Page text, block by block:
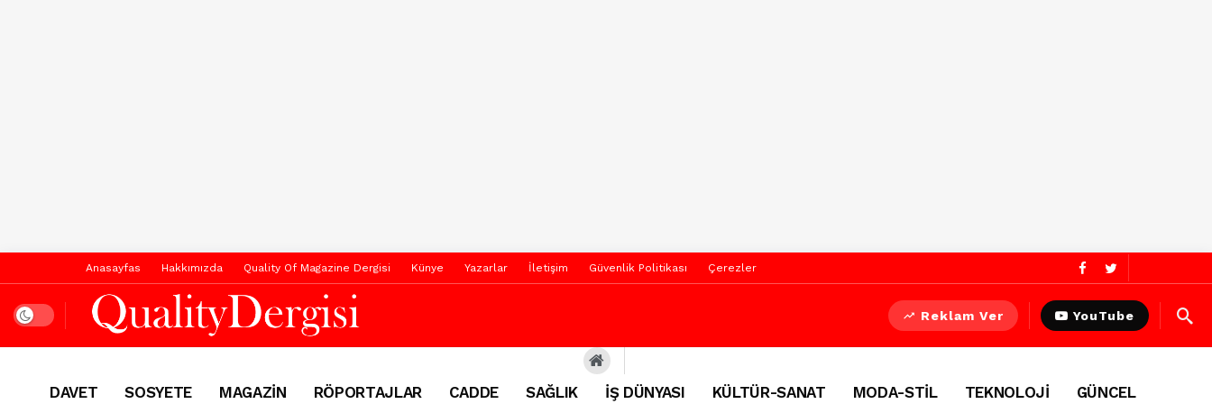
Anasayfas Hakkımızda Quality Of Magazine Dergisi Künye Yazarlar İletişim Güvenlik Politikası Çerezler
Dark mode Reklam Ver YouTube
DAVET SOSYETE MAGAZİN RÖPORTAJLAR CADDE SAĞLIK İŞ DÜNYASI KÜLTÜR-SANAT MODA-STİL TEKNOLOJİ GÜNCEL